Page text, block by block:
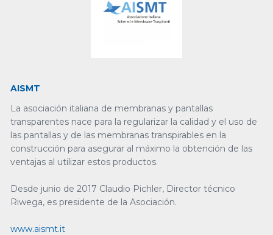
AISMT
La asociación italiana de membranas y pantallas
transparentes nace para la regularizar la calidad y el uso de
las pantallas y de las membranas transpirables en la
construcción para asegurar al máximo la obtención de las
ventajas al utilizar estos productos.
Desde junio de 2017 Claudio Pichler, Director técnico
Riwega, es presidente de la Asociación.
www.aismt.it